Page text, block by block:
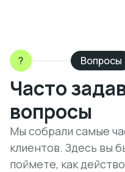
? Вопросы
Часто
вопросы
Мы собрали самые
клиентов. Здесь вы
поймете, как